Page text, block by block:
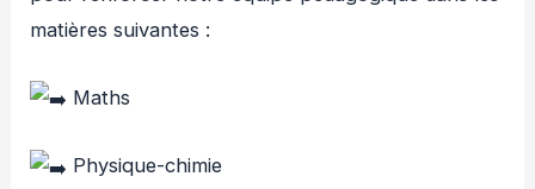
matières suivantes :
Maths
Physique-chimie